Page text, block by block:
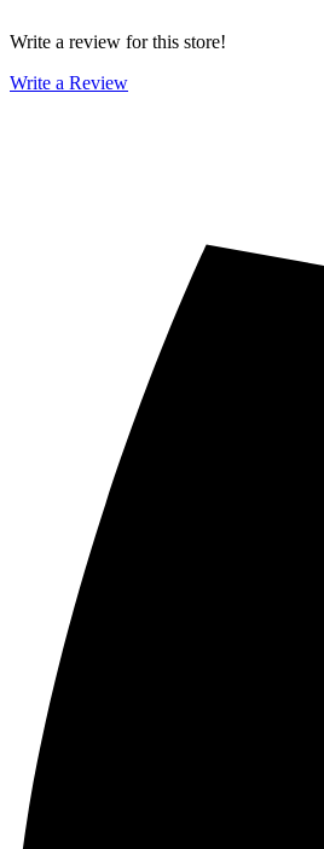
Write a review for this store!
Write a Review